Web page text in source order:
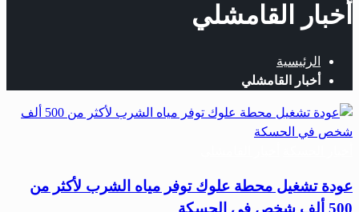
أخبار القامشلي
الرئيسية
أخبار القامشلي
عودة تشغيل محطة علوك توفر مياه الشرب لأكثر من